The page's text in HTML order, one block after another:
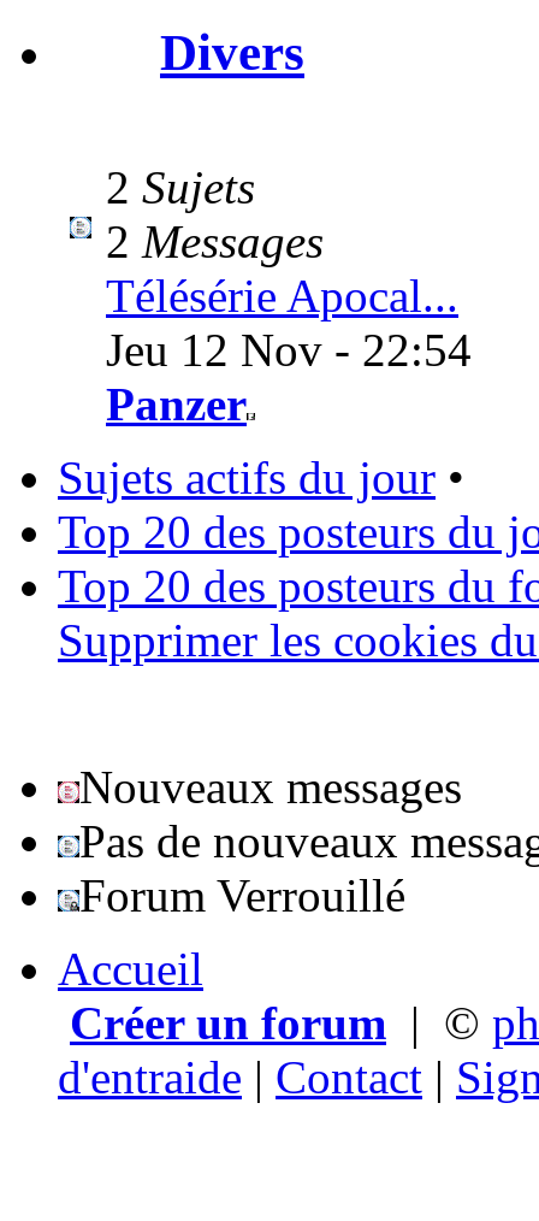
Divers
2 Sujets
2 Messages
Télésérie Apocal...
Jeu 12 Nov - 22:54
Panzer
Sujets actifs du jour •
Top 20 des posteurs du
Top 20 des posteurs du
Supprimer les cookies
Nouveaux messages
Pas de nouveaux
Forum Verrouillé
Accueil
Créer un forum | ©
d'entraide | Contact |